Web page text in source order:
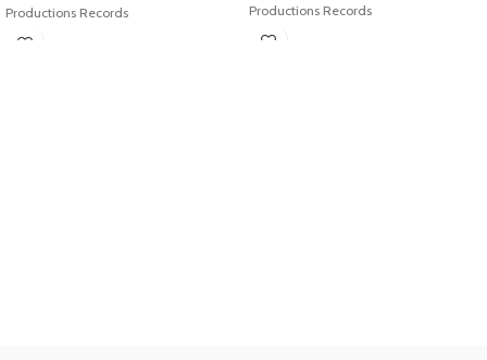
Productions Records
Productions Records